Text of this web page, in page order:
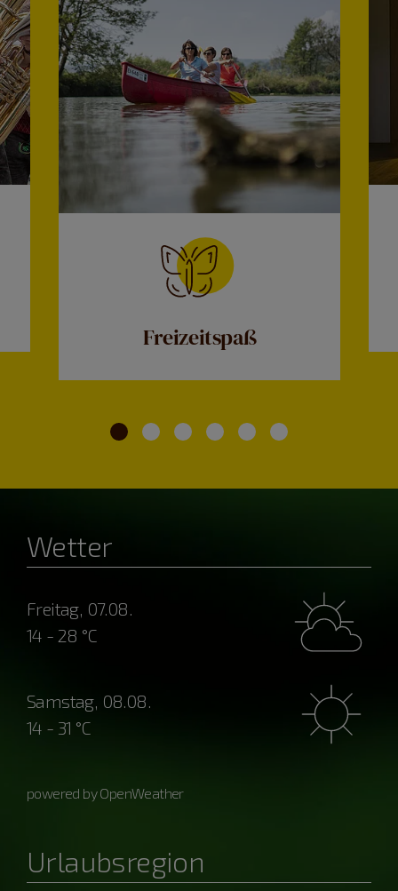
Freizeitspaß
Wetter
Freitag, 07.08.
14 - 28 °C
Samstag, 08.08.
14 - 31 °C
powered by OpenWeather
Urlaubsregion